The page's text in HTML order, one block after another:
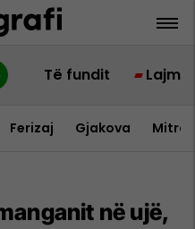
Të fundit Lajme
Ferizaj Gjakova
në ujë,